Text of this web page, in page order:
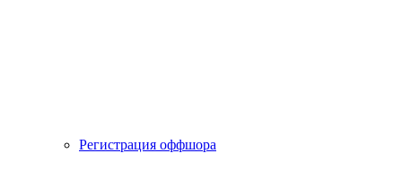
Регистрация оффшора